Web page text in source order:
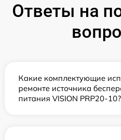
Ответы на
Какие комплектующие
ремонте источника
питания VISION PRP20-10?